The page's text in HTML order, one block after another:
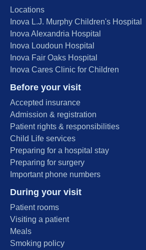
Locations
Inova L.J. Murphy Children's Hospital
Inova Alexandria Hospital
Inova Loudoun Hospital
Inova Fair Oaks Hospital
Inova Cares Clinic for Children
Before your visit
Accepted insurance
Admission & registration
Patient rights & responsibilities
Child Life services
Preparing for a hospital stay
Preparing for surgery
Important phone numbers
During your visit
Patient rooms
Visiting a patient
Meals
Smoking policy